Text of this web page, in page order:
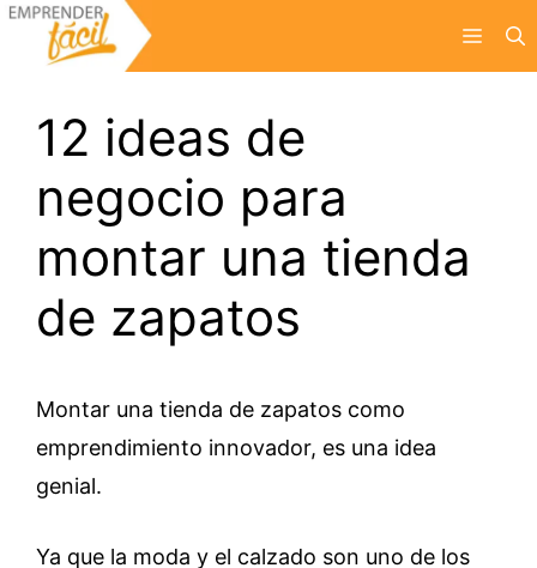
Saltar
Menú
12 ideas de
negocio para
montar una tienda
de zapatos
Montar una tienda de zapatos como
emprendimiento innovador, es una idea
genial.
Ya que la moda y el calzado son uno de los